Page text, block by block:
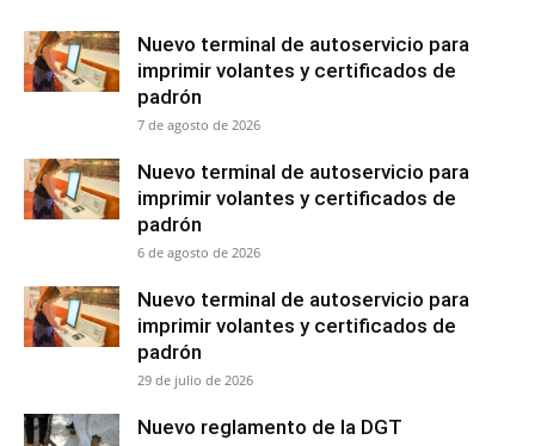
Nuevo terminal de autoservicio para
imprimir volantes y certificados de
padrón
7 de agosto de 2026
Nuevo terminal de autoservicio para
imprimir volantes y certificados de
padrón
6 de agosto de 2026
Nuevo terminal de autoservicio para
imprimir volantes y certificados de
padrón
29 de julio de 2026
Nuevo reglamento de la DGT